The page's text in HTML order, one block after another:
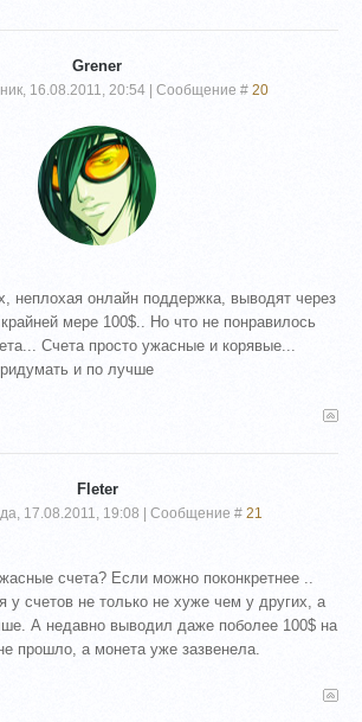
Grener
16.08.2011, 20:54 | Сообщение # 20
неплохая онлайн поддержка, выводят через
мере 100$.. Но что не понравилось
Счета просто ужасные и корявые...
и по лучше
Fleter
17.08.2011, 19:08 | Сообщение # 21
счета? Если можно поконкретнее ..
у счетов не только не хуже чем у других, а
А недавно выводил даже поболее 100$ на
прошло, а монета уже зазвенела.